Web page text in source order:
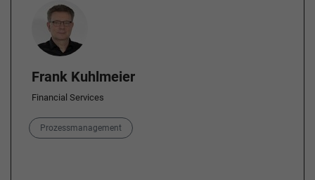
Author
Frank Kuhlmeier
Financial Services
Category
Prozessmanagement